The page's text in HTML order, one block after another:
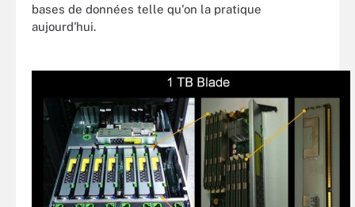
bases de données telle qu'on la pratique
aujourd'hui.